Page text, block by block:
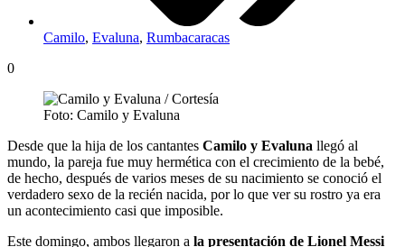
Camilo, Evaluna, Rumbacaracas
0
Foto: Camilo y Evaluna
Desde que la hija de los cantantes Camilo y Evaluna llegó al
mundo, la pareja fue muy hermética con el crecimiento de la bebé,
de hecho, después de varios meses de su nacimiento se conoció el
verdadero sexo de la recién nacida, por lo que ver su rostro ya era
un acontecimiento casi que imposible.
Este domingo, ambos llegaron a la presentación de Lionel Messi